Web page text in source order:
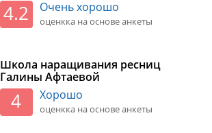
4.2 Очень хорошо
оценкка на основе анкеты
Школа наращивания ресниц
Галины Афтаевой
4 Хорошо
оценкка на основе анкеты